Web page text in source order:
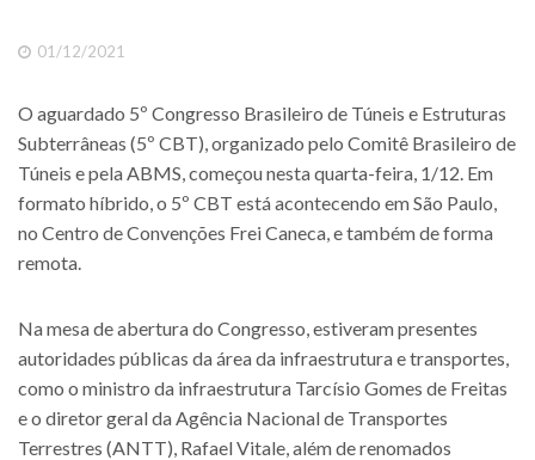
01/12/2021
O aguardado 5º Congresso Brasileiro de Túneis e Estruturas
Subterrâneas (5º CBT), organizado pelo Comitê Brasileiro de
Túneis e pela ABMS, começou nesta quarta-feira, 1/12. Em
formato híbrido, o 5º CBT está acontecendo em São Paulo,
no Centro de Convenções Frei Caneca, e também de forma
remota.
Na mesa de abertura do Congresso, estiveram presentes
autoridades públicas da área da infraestrutura e transportes,
como o ministro da infraestrutura Tarcísio Gomes de Freitas
e o diretor geral da Agência Nacional de Transportes
Terrestres (ANTT), Rafael Vitale, além de renomados